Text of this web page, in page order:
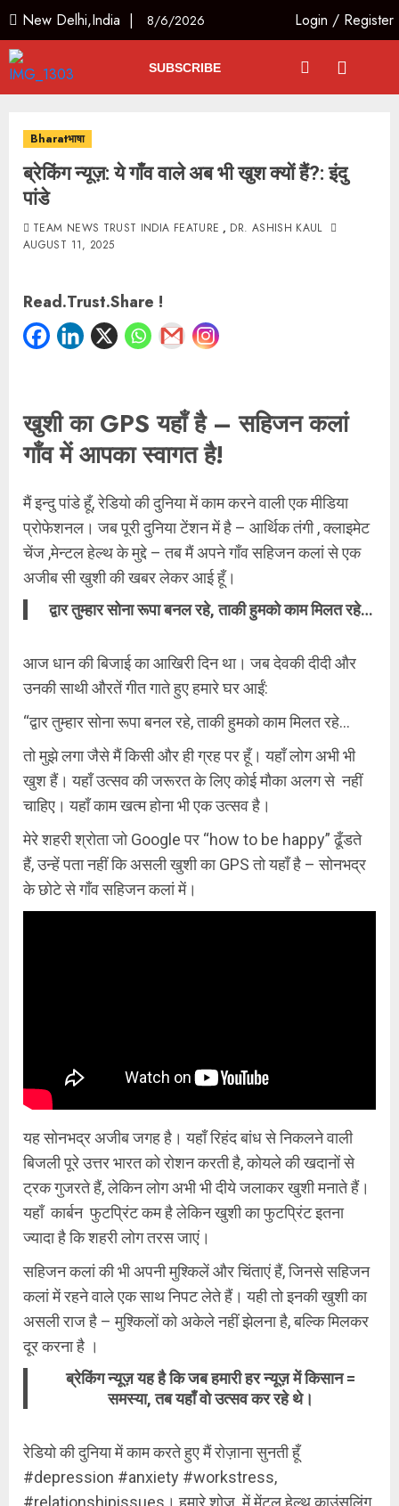
New Delhi,India | 8/6/2026 Login / Register
SUBSCRIBE
Bharatभाषा
ब्रेकिंग न्यूज़: ये गाँव वाले अब भी खुश क्यों हैं?: इंदु
पांडे
TEAM NEWS TRUST INDIA FEATURE , DR. ASHISH KAUL
AUGUST 11, 2025
Read.Trust.Share !
खुशी का GPS यहाँ है – सहिजन कलां
गाँव में आपका स्वागत है!
मैं इन्दु पांडे हूँ, रेडियो की दुनिया में काम करने वाली एक मीडिया
प्रोफेशनल। जब पूरी दुनिया टेंशन में है – आर्थिक तंगी , क्लाइमेट
चेंज ,मेन्टल हेल्थ के मुद्दे – तब मैं अपने गाँव सहिजन कलां से एक
अजीब सी खुशी की खबर लेकर आई हूँ।
द्वार तुम्हार सोना रूपा बनल रहे, ताकी हुमको काम मिलत रहे…
आज धान की बिजाई का आखिरी दिन था। जब देवकी दीदी और
उनकी साथी औरतें गीत गाते हुए हमारे घर आईं:
“द्वार तुम्हार सोना रूपा बनल रहे, ताकी हुमको काम मिलत रहे…
तो मुझे लगा जैसे मैं किसी और ही ग्रह पर हूँ। यहाँ लोग अभी भी
खुश हैं। यहाँ उत्सव की जरूरत के लिए कोई मौका अलग से नहीं
चाहिए। यहाँ काम खत्म होना भी एक उत्सव है।
मेरे शहरी श्रोता जो Google पर “how to be happy” ढूँडते
हैं, उन्हें पता नहीं कि असली खुशी का GPS तो यहाँ है – सोनभद्र
के छोटे से गाँव सहिजन कलां में।
यह सोनभद्र अजीब जगह है। यहाँ रिहंद बांध से निकलने वाली
बिजली पूरे उत्तर भारत को रोशन करती है, कोयले की खदानों से
ट्रक गुजरते हैं, लेकिन लोग अभी भी दीये जलाकर खुशी मनाते हैं।
यहाँ कार्बन फुटप्रिंट कम है लेकिन खुशी का फुटप्रिंट इतना
ज्यादा है कि शहरी लोग तरस जाएं।
सहिजन कलां की भी अपनी मुश्किलें और चिंताएं हैं, जिनसे सहिजन
कलां में रहने वाले एक साथ निपट लेते हैं। यही तो इनकी खुशी का
असली राज है – मुश्किलों को अकेले नहीं झेलना है, बल्कि मिलकर
दूर करना है ।
ब्रेकिंग न्यूज़ यह है कि जब हमारी हर न्यूज़ में किसान =
समस्या, तब यहाँ वो उत्सव कर रहे थे।
रेडियो की दुनिया में काम करते हुए मैं रोज़ाना सुनती हूँ
#depression #anxiety #workstress,